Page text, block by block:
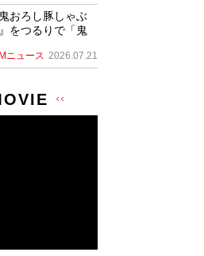
おろし豚しゃぶ
をつるりで「鬼
ニュース 2026.07.21